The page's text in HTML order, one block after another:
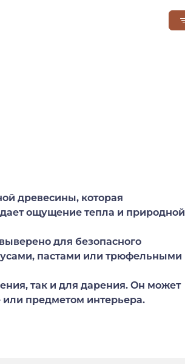
древесины, которая
ощущение тепла и природной
для безопасного
пастами или трюфельными
так и для дарения. Он может
или предметом интерьера.